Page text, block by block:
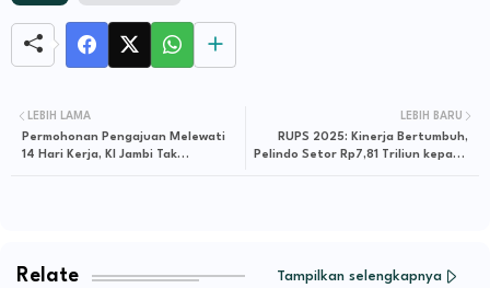
LEBIH BARU
RUPS 2025: Kinerja Bertumbuh,
Pelindo Setor Rp7,81 Triliun kepada
LEBIH LAMA
Permohonan Pengajuan Melewati
14 Hari Kerja, KI Jambi Tak
Relate Tampilkan selengkapnya